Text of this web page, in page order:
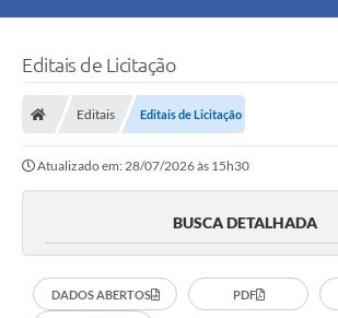
Editais de Licitação
Editais Editais de Licitação
Atualizado em: 28/07/2026 às 15h30
BUSCA DETALHADA
DADOS ABERTOS PDF